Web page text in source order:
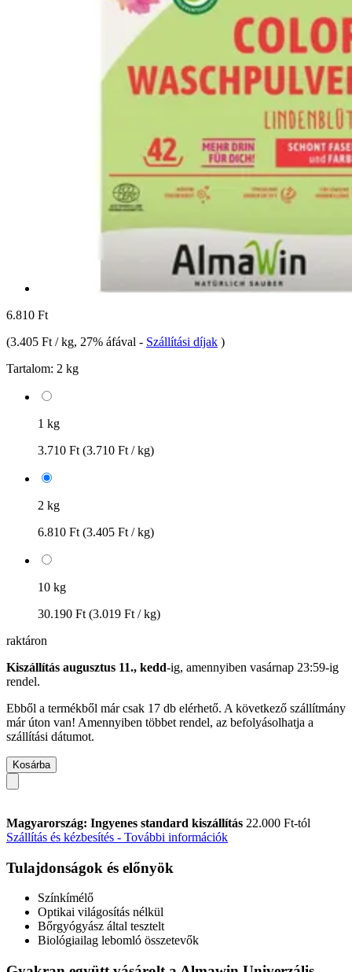
6.810 Ft
(3.405 Ft / kg, 27% áfával - Szállítási díjak )
Tartalom: 2 kg
1 kg
3.710 Ft (3.710 Ft / kg)
2 kg
6.810 Ft (3.405 Ft / kg)
10 kg
30.190 Ft (3.019 Ft / kg)
raktáron
Kiszállítás augusztus 11., kedd-ig, amennyiben vasárnap 23:59-ig
rendel.
Ebből a termékből már csak 17 db elérhető. A következő szállítmány
már úton van! Amennyiben többet rendel, az befolyásolhatja a
szállítási dátumot.
Kosárba
Magyarország: Ingyenes standard kiszállítás 22.000 Ft-tól
Szállítás és kézbesítés - További információk
Tulajdonságok és előnyök
Színkímélő
Optikai világosítás nélkül
Bőrgyógyász által tesztelt
Biológiailag lebomló összetevők